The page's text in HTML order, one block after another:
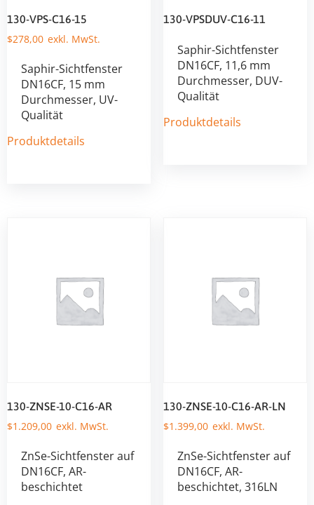
130-VPS-C16-15
$278,00
Saphir-Sichtfenster
DN16CF, 15 mm
Durchmesser, UV-
Qualität
Produktdetails
130-VPSDUV-C16-11
Saphir-Sichtfenster
DN16CF, 11,6 mm
Durchmesser, DUV-
Qualität
Produktdetails
130-ZNSE-10-C16-AR
$1.209,00
ZnSe-Sichtfenster auf
DN16CF, AR-
beschichtet
130-ZNSE-10-C16-AR-LN
$1.399,00
ZnSe-Sichtfenster auf
DN16CF, AR-
beschichtet, 316LN